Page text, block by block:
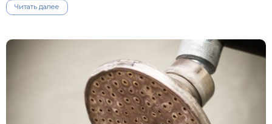
Читать далее